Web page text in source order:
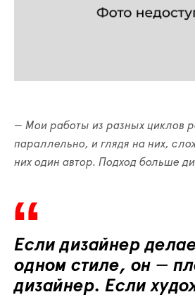
— Мои работы из разных циклов
параллельно, и глядя на них,
них один автор. Подход больше
Если дизайнер
одном стиле, он —
дизайнер. Если